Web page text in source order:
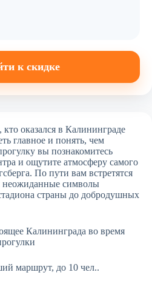
к скидке
оказался в Калининграде
главное и понять, чем
вы познакомитесь
и ощутите атмосферу самого
По пути вам встретятся
неожиданные символы
страны до добродушных
Калининграда во время
маршрут, до 10 чел..